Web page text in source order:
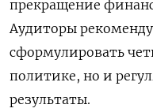
прекращение
Аудиторы
сформулировать
политике, но и
результаты.